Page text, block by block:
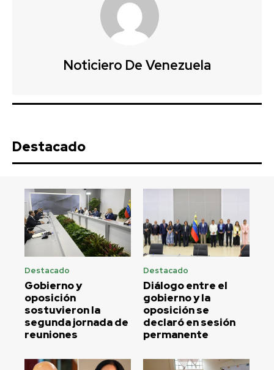
Noticiero De Venezuela
Destacado
Destacado
Gobierno y
oposición
sostuvieron la
segunda jornada de
reuniones
Destacado
Diálogo entre el
gobierno y la
oposición se
declaró en sesión
permanente